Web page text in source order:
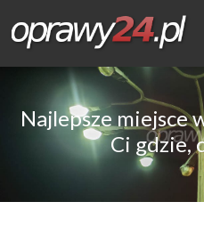
Najlepsze miejsce
Ci gdzie,